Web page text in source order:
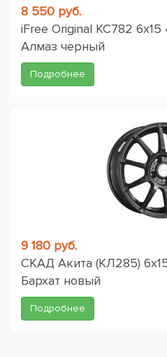
8 550 руб.
iFree Original КС782 6x15
Алмаз черный
Подробнее
9 180 руб.
СКАД Акита (КЛ285)
Бархат новый
Подробнее